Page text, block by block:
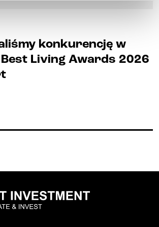
konkurencję w
Living Awards 2026